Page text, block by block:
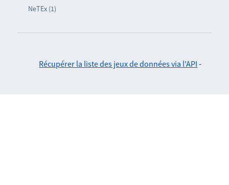
NeTEx (1)
Récupérer la liste des jeux de données via l'API -